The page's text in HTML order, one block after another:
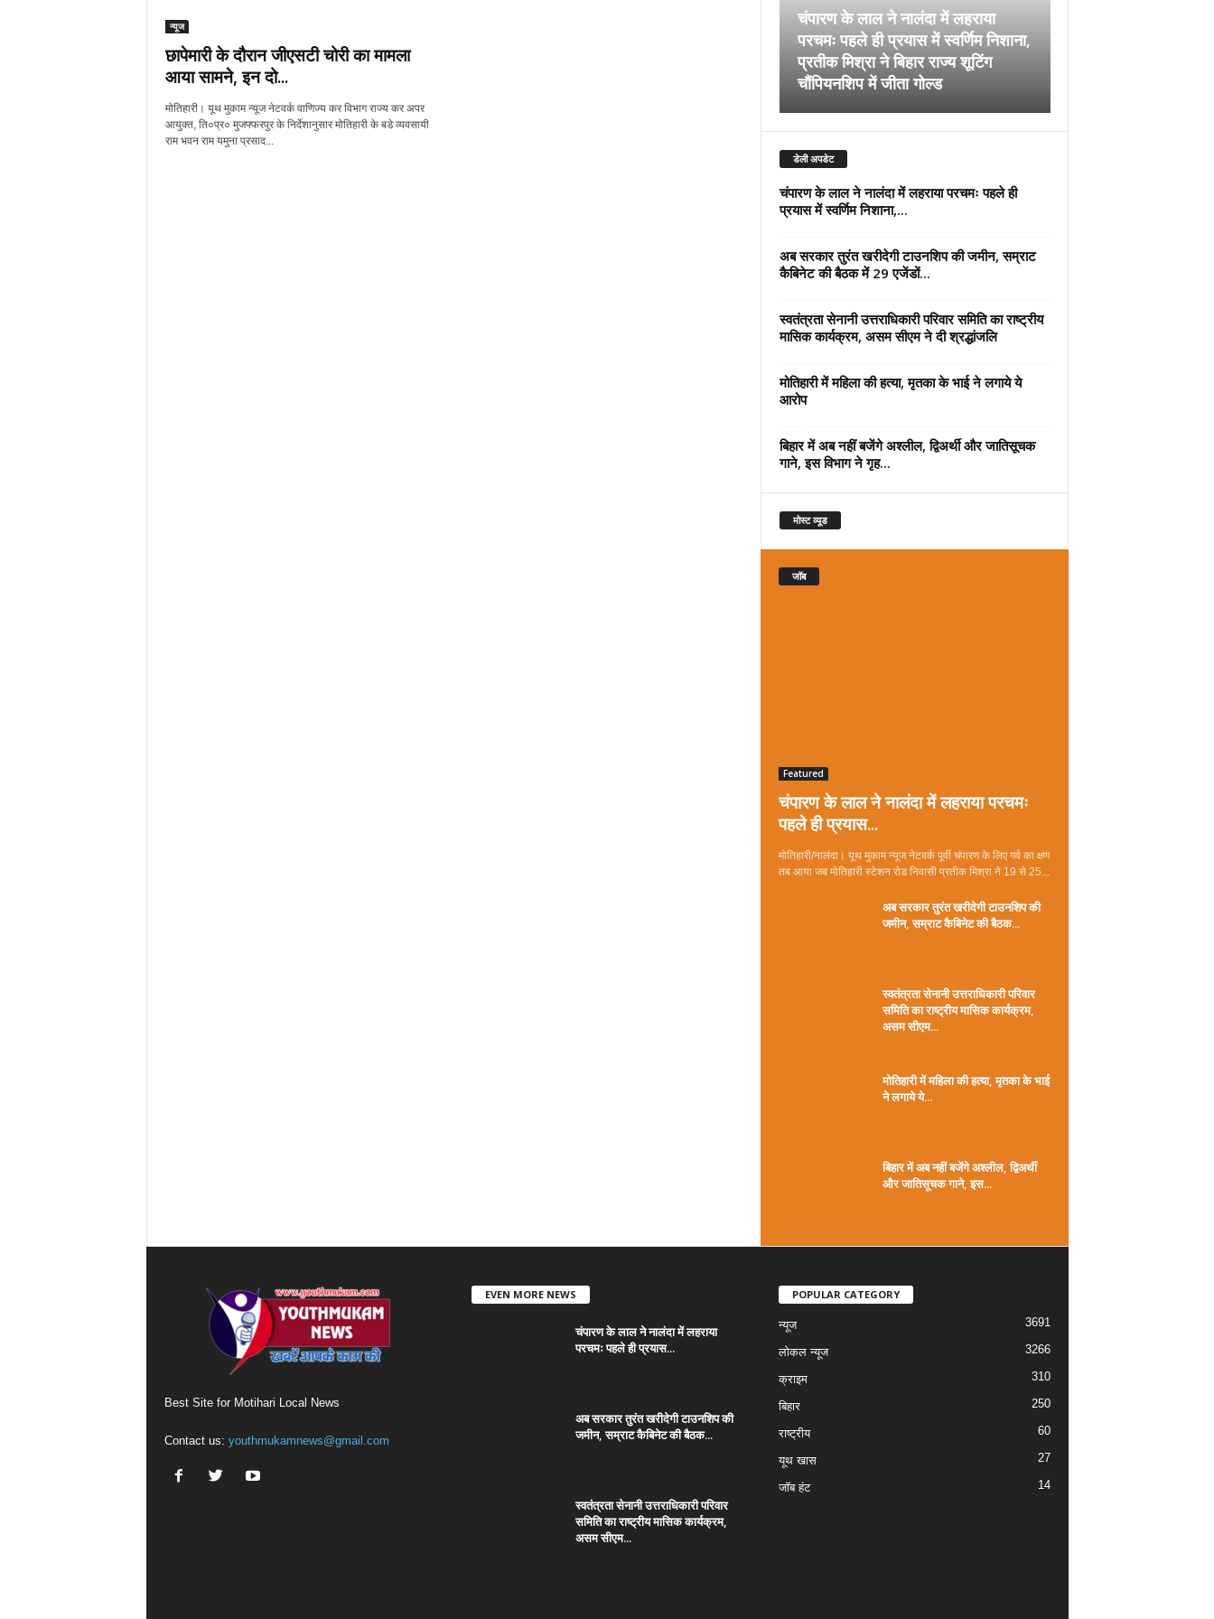
न्यूज
छापेमारी के दौरान जीएसटी चोरी का मामला
आया सामने, इन दो...
मोतिहारी। यूथ मुकाम न्यूज नेटवर्क वाणिज्य कर विभाग राज्य कर अपर
आयुक्त, ति०प्र० मुजफ्फरपुर के निर्देशानुसार मोतिहारी के बडे व्यवसायी
राम भवन राम यमुना प्रसाद...
चंपारण के लाल ने नालंदा में लहराया
परचमः पहले ही प्रयास में स्वर्णिम निशाना,
प्रतीक मिश्रा ने बिहार राज्य शूटिंग
चौंपियनशिप में जीता गोल्ड
डेली अपडेट
चंपारण के लाल ने नालंदा में लहराया परचमः पहले ही
प्रयास में स्वर्णिम निशाना,...
अब सरकार तुरंत खरीदेगी टाउनशिप की जमीन, सम्राट
कैबिनेट की बैठक में 29 एजेंडों...
स्वतंत्रता सेनानी उत्तराधिकारी परिवार समिति का राष्ट्रीय
मासिक कार्यक्रम, असम सीएम ने दी श्रद्धांजलि
मोतिहारी में महिला की हत्या, मृतका के भाई ने लगाये ये
आरोप
बिहार में अब नहीं बजेंगे अश्लील, द्विअर्थी और जातिसूचक
गाने, इस विभाग ने गृह...
मोस्ट व्यूड
जॉब
Featured
चंपारण के लाल ने नालंदा में लहराया परचमः
पहले ही प्रयास...
मोतिहारी/नालंदा। यूथ मुकाम न्यूज नेटवर्क पूर्वी चंपारण के लिए गर्व का क्षण
तब आया जब मोतिहारी स्टेशन रोड निवासी प्रतीक मिश्रा ने 19 से 25...
अब सरकार तुरंत खरीदेगी टाउनशिप की
जमीन, सम्राट कैबिनेट की बैठक...
स्वतंत्रता सेनानी उत्तराधिकारी परिवार
समिति का राष्ट्रीय मासिक कार्यक्रम,
असम सीएम...
मोतिहारी में महिला की हत्या, मृतका के भाई
ने लगाये ये...
बिहार में अब नहीं बजेंगे अश्लील, द्विअर्थी
और जातिसूचक गाने, इस...
Best Site for Motihari Local News
Contact us: youthmukamnews@gmail.com
EVEN MORE NEWS
चंपारण के लाल ने नालंदा में लहराया
परचमः पहले ही प्रयास...
अब सरकार तुरंत खरीदेगी टाउनशिप की
जमीन, सम्राट कैबिनेट की बैठक...
स्वतंत्रता सेनानी उत्तराधिकारी परिवार
समिति का राष्ट्रीय मासिक कार्यक्रम,
असम सीएम...
POPULAR CATEGORY
न्यूज 3691
लोकल न्यूज 3266
क्राइम 310
बिहार 250
राष्ट्रीय 60
यूथ खास 27
जॉब हंट 14